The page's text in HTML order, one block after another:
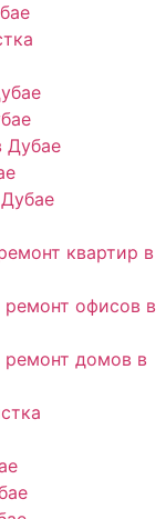
Дубае
квартир в
офисов в
ремонт домов в